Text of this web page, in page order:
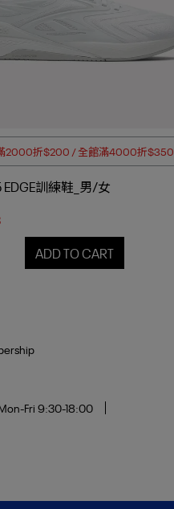
2000折$200 / 全館滿4000折$350
EDGE訓練鞋_男/女
ADD TO CART
Fri 9:30-18:00